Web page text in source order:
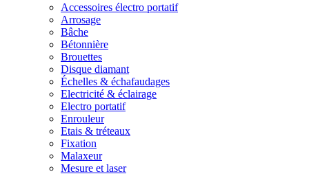
Accessoires électro portatif
Arrosage
Bâche
Bétonnière
Brouettes
Disque diamant
Échelles & échafaudages
Electricité & éclairage
Electro portatif
Enrouleur
Etais & tréteaux
Fixation
Malaxeur
Mesure et laser